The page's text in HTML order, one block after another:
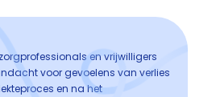
en vrijwilligers
voor gevoelens van verlies
en na het